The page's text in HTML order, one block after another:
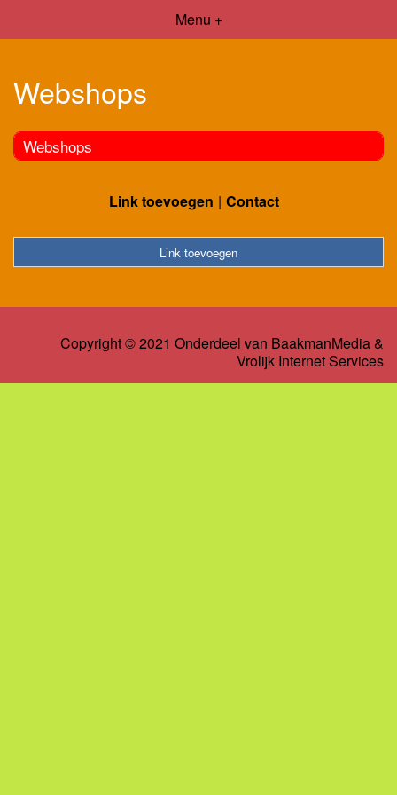
Menu +
Webshops
Webshops
Link toevoegen Contact
Link toevoegen
Copyright © 2021 Onderdeel van BaakmanMedia&
Vrolijk Internet Services